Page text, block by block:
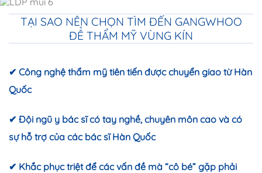
TẠI SAO NÊN CHỌN TÌM ĐẾN GANGWHOO
ĐỂ THẨM MỸ VÙNG KÍN
✔ Công nghệ thẩm mỹ tiên tiến được chuyển giao từ Hàn
Quốc
✔ Đội ngũ y bác sĩ có tay nghề, chuyên môn cao và có
sự hỗ trợ của các bác sĩ Hàn Quốc
✔ Khắc phục triệt để các vấn đề mà “cô bé” gặp phải